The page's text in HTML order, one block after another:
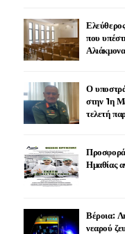
που
Αλιάκμονα
Ο
στην 1η
τελετή
Ημαθίας
Βέροια:
νεαρού